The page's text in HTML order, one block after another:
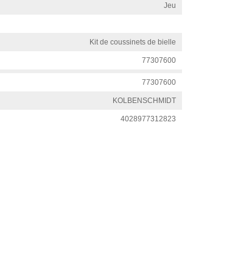
Jeu
Kit de coussinets de bielle
77307600
77307600
KOLBENSCHMIDT
4028977312823